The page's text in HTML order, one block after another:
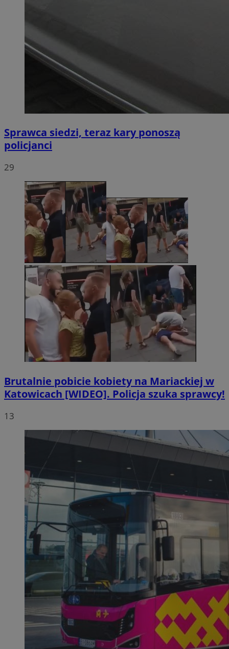
Sprawca siedzi, teraz kary ponoszą
policjanci
29
Brutalnie pobicie kobiety na Mariackiej w
Katowicach [WIDEO]. Policja szuka sprawcy!
13